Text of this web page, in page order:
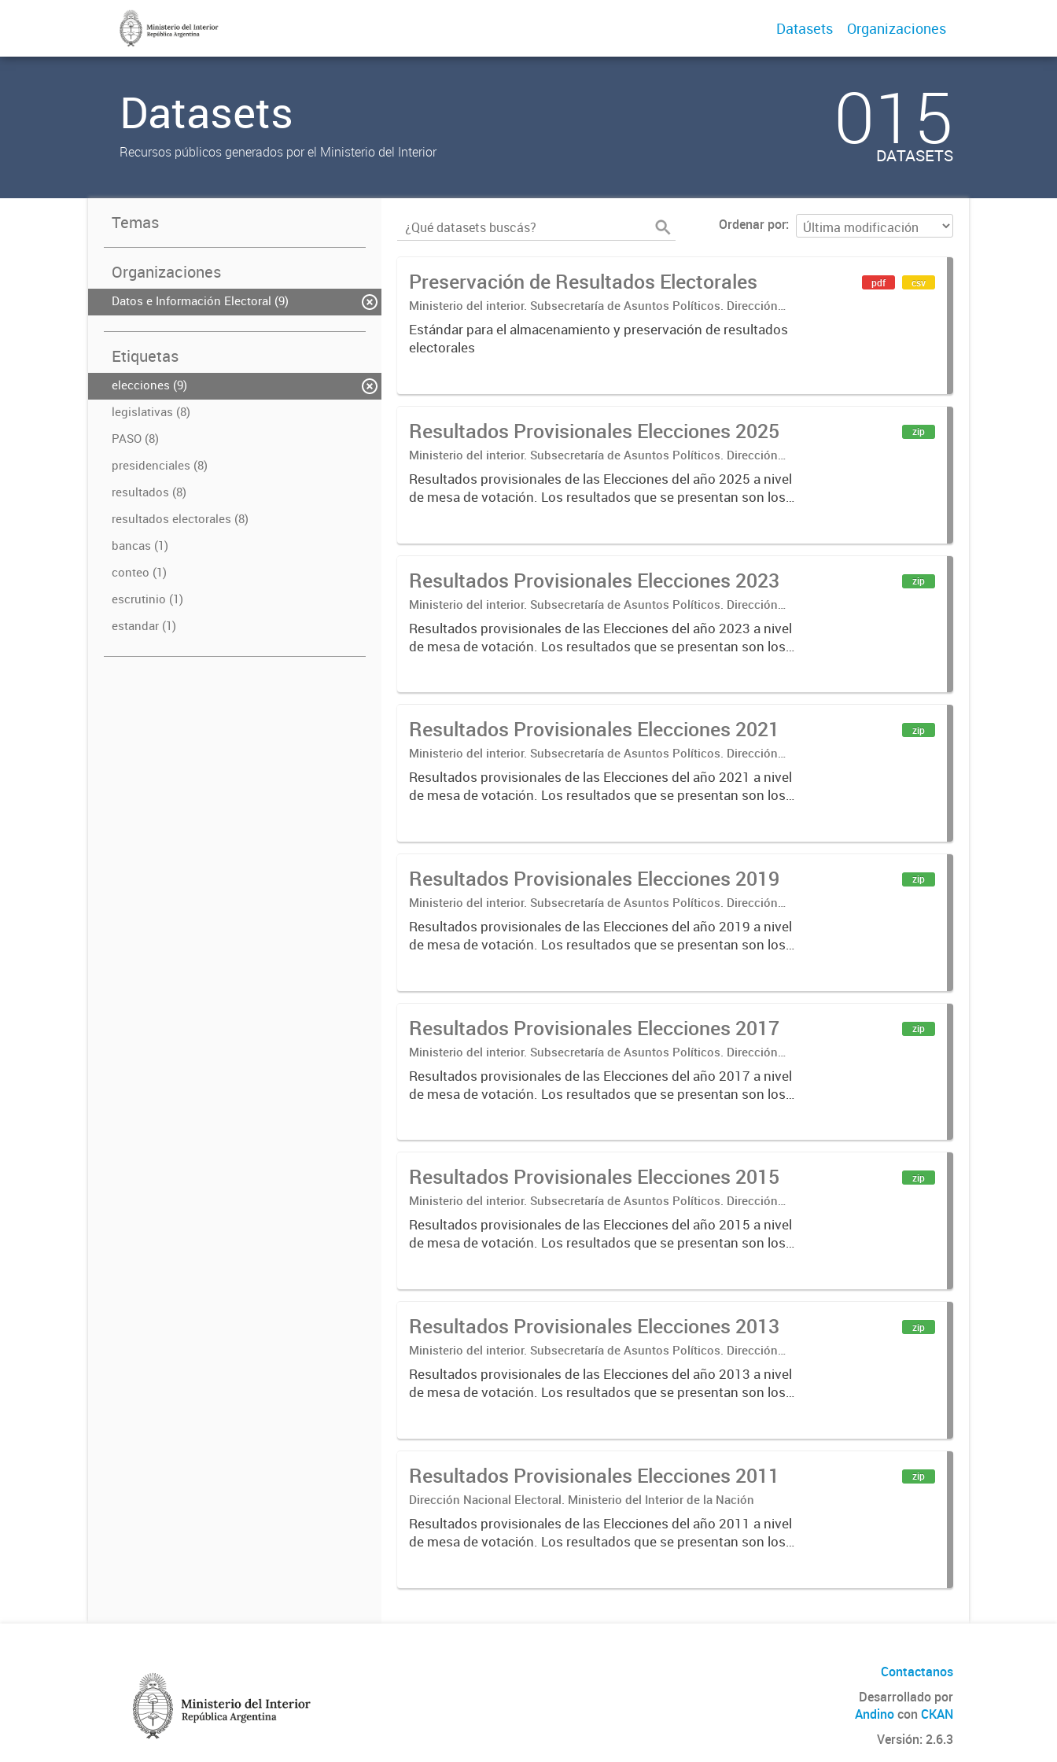
Datasets Organizaciones
Datasets
Recursos públicos generados por el Ministerio del Interior 015
DATASETS
Temas
Organizaciones
Datos e Información Electoral (9)
Etiquetas
elecciones (9)
legislativas (8)
PASO (8)
presidenciales (8)
resultados (8)
resultados electorales (8)
bancas (1)
conteo (1)
escrutinio (1)
estandar (1)
Ordenar por
Preservación de Resultados Electorales
Ministerio del interior. Subsecretaría de Asuntos Políticos. Dirección
Nacional Electoral
Estándar para el almacenamiento y preservación de resultados
electorales
pdf csv
Resultados Provisionales Elecciones 2025
Ministerio del interior. Subsecretaría de Asuntos Políticos. Dirección
Nacional Electoral
Resultados provisionales de las Elecciones del año 2025 a nivel
de mesa de votación. Los resultados que se presentan son los
zip
Resultados Provisionales Elecciones 2023
Ministerio del interior. Subsecretaría de Asuntos Políticos. Dirección
Nacional Electoral
Resultados provisionales de las Elecciones del año 2023 a nivel
de mesa de votación. Los resultados que se presentan son los
zip
Resultados Provisionales Elecciones 2021
Ministerio del interior. Subsecretaría de Asuntos Políticos. Dirección
Nacional Electoral
Resultados provisionales de las Elecciones del año 2021 a nivel
de mesa de votación. Los resultados que se presentan son los
zip
Resultados Provisionales Elecciones 2019
Ministerio del interior. Subsecretaría de Asuntos Políticos. Dirección
Nacional Electoral
Resultados provisionales de las Elecciones del año 2019 a nivel
de mesa de votación. Los resultados que se presentan son los
zip
Resultados Provisionales Elecciones 2017
Ministerio del interior. Subsecretaría de Asuntos Políticos. Dirección
Nacional Electoral
Resultados provisionales de las Elecciones del año 2017 a nivel
de mesa de votación. Los resultados que se presentan son los
zip
Resultados Provisionales Elecciones 2015
Ministerio del interior. Subsecretaría de Asuntos Políticos. Dirección
Nacional Electoral
Resultados provisionales de las Elecciones del año 2015 a nivel
de mesa de votación. Los resultados que se presentan son los
zip
Resultados Provisionales Elecciones 2013
Ministerio del interior. Subsecretaría de Asuntos Políticos. Dirección
Nacional Electoral
Resultados provisionales de las Elecciones del año 2013 a nivel
de mesa de votación. Los resultados que se presentan son los
zip
Resultados Provisionales Elecciones 2011
Dirección Nacional Electoral. Ministerio del Interior de la Nación
Resultados provisionales de las Elecciones del año 2011 a nivel
de mesa de votación. Los resultados que se presentan son los
zip
Contactanos
Desarrollado por
Andinocon CKAN
Versión: 2.6.3